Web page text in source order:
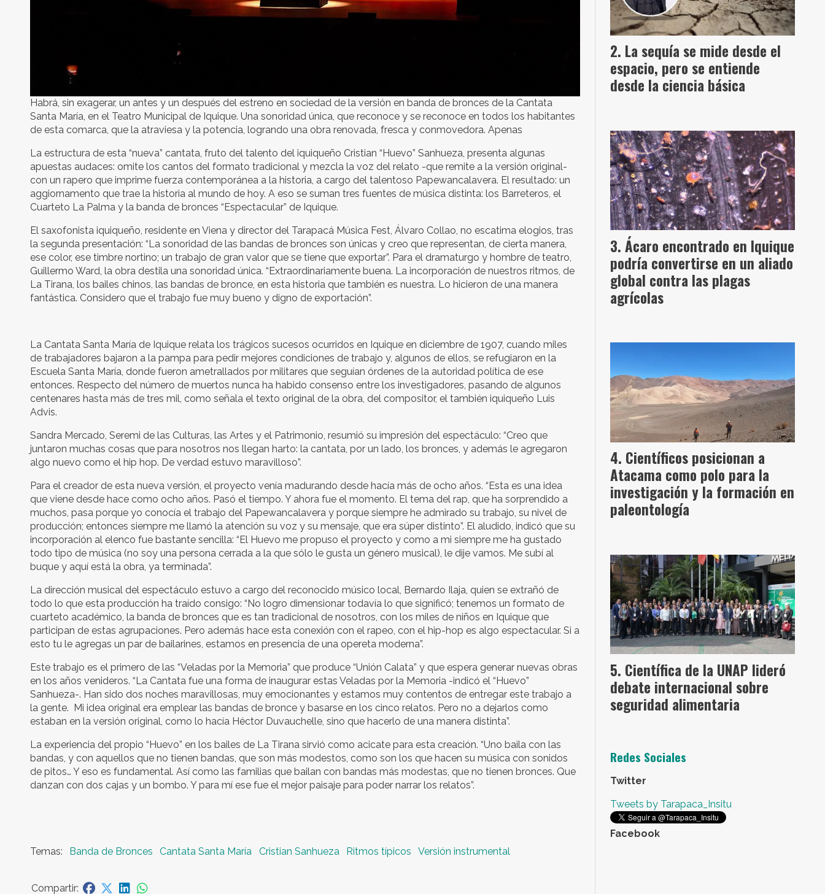
Habrá, sin exagerar, un antes y un después del estreno en sociedad de la versión en banda de bronces de la Cantata
Santa María, en el Teatro Municipal de Iquique. Una sonoridad única, que reconoce y se reconoce en todos los habitantes
de esta comarca, que la atraviesa y la potencia, logrando una obra renovada, fresca y conmovedora. Apenas
La estructura de esta “nueva” cantata, fruto del talento del iquiqueño Cristian “Huevo” Sanhueza, presenta algunas
apuestas audaces: omite los cantos del formato tradicional y mezcla la voz del relato -que remite a la versión original-
con un rapero que imprime fuerza contemporánea a la historia, a cargo del talentoso Papewancalavera. El resultado: un
aggiornamento que trae la historia al mundo de hoy. A eso se suman tres fuentes de música distinta: los Barreteros, el
Cuarteto La Palma y la banda de bronces “Espectacular” de Iquique.
El saxofonista iquiqueño, residente en Viena y director del Tarapacá Música Fest, Álvaro Collao, no escatima elogios, tras
la segunda presentación: “La sonoridad de las bandas de bronces son únicas y creo que representan, de cierta manera,
ese color, ese timbre nortino; un trabajo de gran valor que se tiene que exportar”. Para el dramaturgo y hombre de teatro,
Guillermo Ward, la obra destila una sonoridad única. “Extraordinariamente buena. La incorporación de nuestros ritmos, de
La Tirana, los bailes chinos, las bandas de bronce, en esta historia que también es nuestra. Lo hicieron de una manera
fantástica. Considero que el trabajo fue muy bueno y digno de exportación”.
La Cantata Santa María de Iquique relata los trágicos sucesos ocurridos en Iquique en diciembre de 1907, cuando miles
de trabajadores bajaron a la pampa para pedir mejores condiciones de trabajo y, algunos de ellos, se refugiaron en la
Escuela Santa María, donde fueron ametrallados por militares que seguían órdenes de la autoridad política de ese
entonces. Respecto del número de muertos nunca ha habido consenso entre los investigadores, pasando de algunos
centenares hasta más de tres mil, como señala el texto original de la obra, del compositor, el también iquiqueño Luis
Advis.
Sandra Mercado, Seremi de las Culturas, las Artes y el Patrimonio, resumió su impresión del espectáculo: “Creo que
juntaron muchas cosas que para nosotros nos llegan harto: la cantata, por un lado, los bronces, y además le agregaron
algo nuevo como el hip hop. De verdad estuvo maravilloso”.
Para el creador de esta nueva versión, el proyecto venía madurando desde hacía más de ocho años. “Esta es una idea
que viene desde hace como ocho años. Pasó el tiempo. Y ahora fue el momento. El tema del rap, que ha sorprendido a
muchos, pasa porque yo conocía el trabajo del Papewancalavera y porque siempre he admirado su trabajo, su nivel de
producción; entonces siempre me llamó la atención su voz y su mensaje, que era súper distinto”. El aludido, indicó que su
incorporación al elenco fue bastante sencilla: “El Huevo me propuso el proyecto y como a mi siempre me ha gustado
todo tipo de música (no soy una persona cerrada a la que sólo le gusta un género musical), le dije vamos. Me subí al
buque y aquí está la obra, ya terminada”.
La dirección musical del espectáculo estuvo a cargo del reconocido músico local, Bernardo Ilaja, quien se extrañó de
todo lo que esta producción ha traído consigo: “No logro dimensionar todavía lo que significó; tenemos un formato de
cuarteto académico, la banda de bronces que es tan tradicional de nosotros, con los miles de niños en Iquique que
participan de estas agrupaciones. Pero además hace esta conexión con el rapeo, con el hip-hop es algo espectacular. Si a
esto tu le agregas un par de bailarines, estamos en presencia de una opereta moderna”.
Este trabajo es el primero de las “Veladas por la Memoria” que produce “Unión Calata” y que espera generar nuevas obras
en los años venideros. “La Cantata fue una forma de inaugurar estas Veladas por la Memoria -indicó el “Huevo”
Sanhueza-. Han sido dos noches maravillosas, muy emocionantes y estamos muy contentos de entregar este trabajo a
la gente. Mi idea original era emplear las bandas de bronce y basarse en los cinco relatos. Pero no a dejarlos como
estaban en la versión original, como lo hacía Héctor Duvauchelle, sino que hacerlo de una manera distinta”.
La experiencia del propio “Huevo” en los bailes de La Tirana sirvió como acicate para esta creación. “Uno baila con las
bandas, y con aquellos que no tienen bandas, que son más modestos, como son los que hacen su música con sonidos
de pitos… Y eso es fundamental. Así como las familias que bailan con bandas más modestas, que no tienen bronces. Que
danzan con dos cajas y un bombo. Y para mí ese fue el mejor paisaje para poder narrar los relatos”.
Banda de Bronces Cantata Santa María Cristian Sanhueza Ritmos típicos Versión instrumental
La sequía se mide desde el
espacio, pero se entiende
desde la ciencia básica
Ácaro encontrado en Iquique
podría convertirse en un aliado
global contra las plagas
agrícolas
Científicos posicionan a
Atacama como polo para la
investigación y la formación en
paleontología
Científica de la UNAP lideró
debate internacional sobre
seguridad alimentaria
Redes Sociales
Twitter
Tweets by Tarapaca_Insitu
Facebook